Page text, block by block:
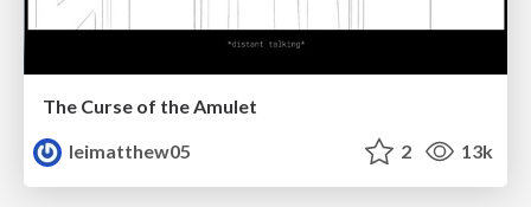
The Curse of the Amulet
leimatthew05
2 13k